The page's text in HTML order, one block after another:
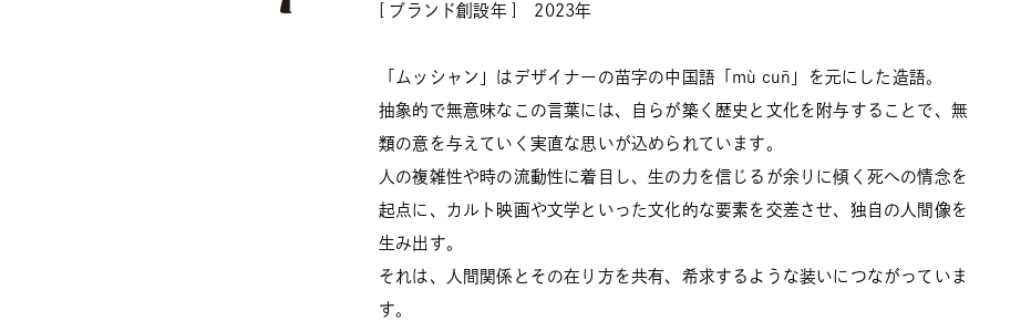
[ ブランド創設年 ] 2023年
「ムッシャン」はデザイナーの苗字の中国語「mù cūn」を元にした造語。
抽象的で無意味なこの言葉には、自らが築く歴史と文化を附与することで、無
類の意を与えていく実直な思いが込められています。
⼈の複雑性や時の流動性に着⽬し、⽣の⼒を信じるが余りに傾く死への情念を
起点に、カルト映画や⽂学といった⽂化的な要素を交差させ、独⾃の⼈間像を
⽣み出す。
それは、⼈間関係とその在り⽅を共有、希求するような装いにつながっていま
す。